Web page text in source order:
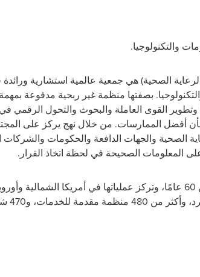
والتكنولوجيا.
الرعاية الصحية) هي جمعية عالمية استشارية
بصفتها منظمة غير ربحية مدفوعة
القوى العاملة والبحوث والتحول
أفضل الممارسات. من خلال نهج يركز على
الصحية والجهات الدافعة والحكومات
الصحيحة في لحظة اتخاذ القرار.
المجتمع الصحي العالمي منذ أكثر من 60 عامًا، وتركز عملياتها في